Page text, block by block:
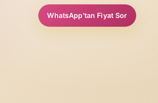
WhatsApp'tan Fiyat Sor